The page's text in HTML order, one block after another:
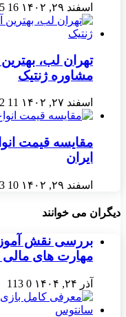
اسفند ۲۹, ۱۴۰۲ 16
تهران لب،
مشاوره ژنتیک
اسفند ۲۷, ۱۴۰۲ 11
مقایسه قیمت
ایران
اسفند ۲۹, ۱۴۰۲ 10
دیگران می خوانند
بررسی نقش
مهارت‌ های مالی
آذر ۲۴, ۱۴۰۴ 0
113